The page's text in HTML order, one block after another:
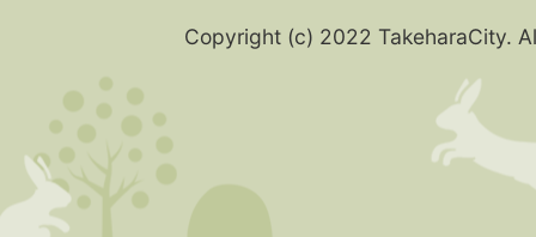
Copyright (c) 2022 TakeharaCity.